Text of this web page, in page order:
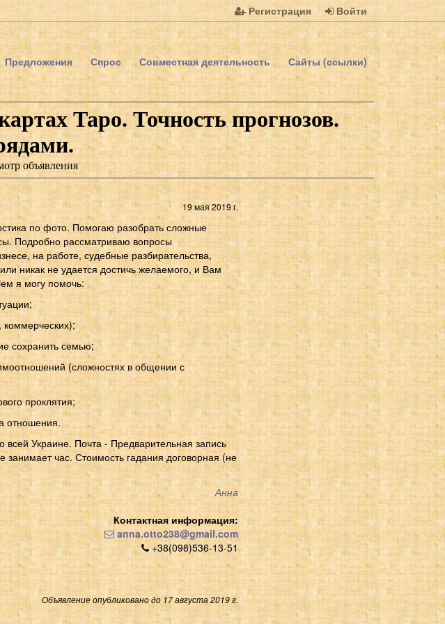
Регистрация Войти
Предложения Спрос Совместная деятельность Сайты (ссылки)
Таро. Точность прогнозов.
объявления
19 мая 2019 г.
по фото. Помогаю разобрать сложные
Подробно рассматриваю вопросы
на работе, судебные разбирательства,
никак не удается достичь желаемого, и Вам
я могу помочь:
сохранить семью;
(сложностях в общении с
проклятия;
отношения.
Украине. Почта - Предварительная запись
час. Стоимость гадания договорная (не
Анна
Контактная информация:
anna.otto238@gmail.com
+38(098)536-13-51
Объявление опубликовано до 17 августа 2019 г.